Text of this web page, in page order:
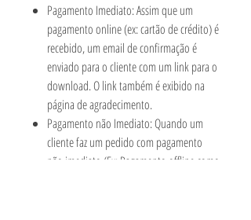
Pagamento Imediato: Assim que um
pagamento online (ex: cartão de crédito) é
recebido, um email de confirmação é
enviado para o cliente com um link para o
download. O link também é exibido na
página de agradecimento.
Pagamento não Imediato: Quando um
cliente faz um pedido com pagamento
não imediato (Ex: Pagamento offline como